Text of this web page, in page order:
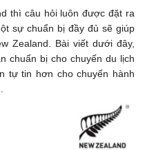
thì câu hỏi luôn được đặt ra
sự chuẩn bị đầy đủ sẽ giúp
Zealand. Bài viết dưới đây,
chuẩn bị cho chuyến du lịch
tự tin hơn cho chuyến hành